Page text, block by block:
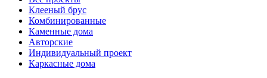
Клееный брус
Комбинированные
Каменные дома
Авторские
Индивидуальный проект
Каркасные дома